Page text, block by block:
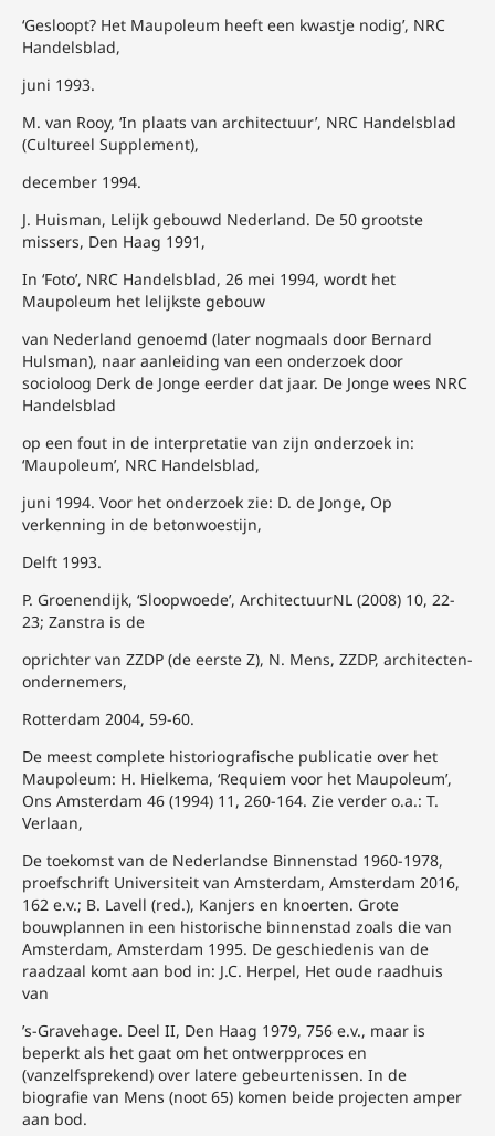
‘Gesloopt? Het Maupoleum heeft een kwastje nodig’, NRC
Handelsblad,
juni 1993.
M. van Rooy, ‘In plaats van architectuur’, NRC Handelsblad
(Cultureel Supplement),
december 1994.
J. Huisman, Lelijk gebouwd Nederland. De 50 grootste
missers, Den Haag 1991,
In ‘Foto’, NRC Handelsblad, 26 mei 1994, wordt het
Maupoleum het lelijkste gebouw
van Nederland genoemd (later nogmaals door Bernard
Hulsman), naar aanleiding van een onderzoek door
socioloog Derk de Jonge eerder dat jaar. De Jonge wees NRC
Handelsblad
op een fout in de interpretatie van zijn onderzoek in:
‘Maupoleum’, NRC Handelsblad,
juni 1994. Voor het onderzoek zie: D. de Jonge, Op
verkenning in de betonwoestijn,
Delft 1993.
P. Groenendijk, ‘Sloopwoede’, ArchitectuurNL (2008) 10, 22-
23; Zanstra is de
oprichter van ZZDP (de eerste Z), N. Mens, ZZDP, architecten-
ondernemers,
Rotterdam 2004, 59-60.
De meest complete historiografische publicatie over het
Maupoleum: H. Hielkema, ‘Requiem voor het Maupoleum’,
Ons Amsterdam 46 (1994) 11, 260-164. Zie verder o.a.: T.
Verlaan,
De toekomst van de Nederlandse Binnenstad 1960-1978,
proefschrift Universiteit van Amsterdam, Amsterdam 2016,
162 e.v.; B. Lavell (red.), Kanjers en knoerten. Grote
bouwplannen in een historische binnenstad zoals die van
Amsterdam, Amsterdam 1995. De geschiedenis van de
raadzaal komt aan bod in: J.C. Herpel, Het oude raadhuis
van
’s-Gravehage. Deel II, Den Haag 1979, 756 e.v., maar is
beperkt als het gaat om het ontwerpproces en
(vanzelfsprekend) over latere gebeurtenissen. In de
biografie van Mens (noot 65) komen beide projecten amper
aan bod.